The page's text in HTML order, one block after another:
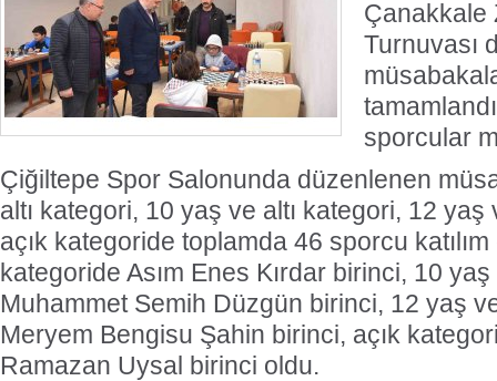
Çanakkale
Turnuvası
sporcular
Çiğiltepe Spor Salonunda düzenlenen
altı kategori, 10 yaş ve altı kategori, 12 yaş
açık kategoride toplamda 46 sporcu
kategoride Asım Enes Kırdar birinci, 10
Muhammet Semih Düzgün birinci, 12 yaş
Meryem Bengisu Şahin birinci, açık
Ramazan Uysal birinci oldu.